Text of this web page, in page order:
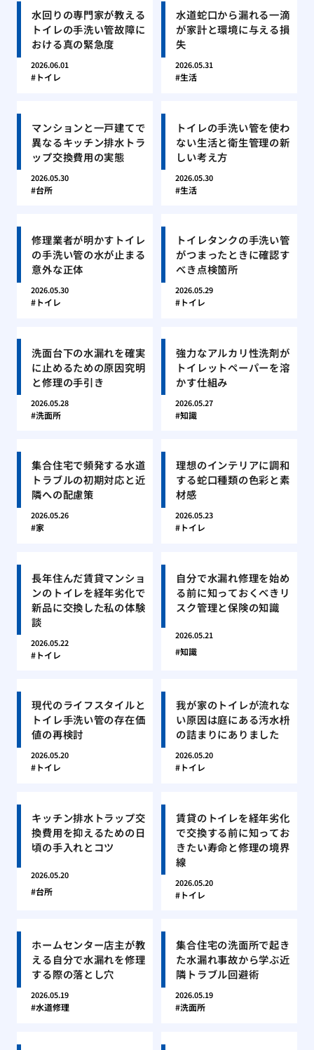
水回りの専門家が教える
トイレの手洗い管故障に
おける真の緊急度
2026.06.01
トイレ
水道蛇口から漏れる一滴
が家計と環境に与える損
失
2026.05.31
生活
マンションと一戸建てで
異なるキッチン排水トラ
ップ交換費用の実態
2026.05.30
台所
トイレの手洗い管を使わ
ない生活と衛生管理の新
しい考え方
2026.05.30
生活
修理業者が明かすトイレ
の手洗い管の水が止まる
意外な正体
2026.05.30
トイレ
トイレタンクの手洗い管
がつまったときに確認す
べき点検箇所
2026.05.29
トイレ
洗面台下の水漏れを確実
に止めるための原因究明
と修理の手引き
2026.05.28
洗面所
強力なアルカリ性洗剤が
トイレットペーパーを溶
かす仕組み
2026.05.27
知識
集合住宅で頻発する水道
トラブルの初期対応と近
隣への配慮策
2026.05.26
家
理想のインテリアに調和
する蛇口種類の色彩と素
材感
2026.05.23
トイレ
長年住んだ賃貸マンショ
ンのトイレを経年劣化で
新品に交換した私の体験
談
2026.05.22
トイレ
自分で水漏れ修理を始め
る前に知っておくべきリ
スク管理と保険の知識
2026.05.21
知識
現代のライフスタイルと
トイレ手洗い管の存在価
値の再検討
2026.05.20
トイレ
我が家のトイレが流れな
い原因は庭にある汚水枡
の詰まりにありました
2026.05.20
トイレ
キッチン排水トラップ交
換費用を抑えるための日
頃の手入れとコツ
2026.05.20
台所
賃貸のトイレを経年劣化
で交換する前に知ってお
きたい寿命と修理の境界
線
2026.05.20
トイレ
ホームセンター店主が教
える自分で水漏れを修理
する際の落とし穴
2026.05.19
水道修理
集合住宅の洗面所で起き
た水漏れ事故から学ぶ近
隣トラブル回避術
2026.05.19
洗面所